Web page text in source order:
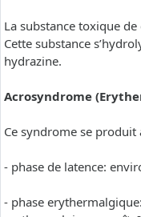
La substance toxique
Cette substance
hydrazine.
Acrosyndrome
Ce syndrome se produit
- phase de latence:
- phase